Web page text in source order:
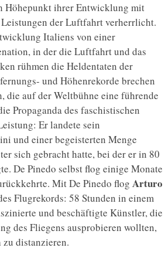
Höhepunkt ihrer Entwicklung mit
der Luftfahrt verherrlicht.
Italiens von einer
in der die Luftfahrt und das
rühmen die Heldentaten der
und Höhenrekorde brechen
die auf der Weltbühne eine führende
Propaganda des faschistischen
Er landete sein
und einer begeisterten Menge
sich gebracht hatte, bei der er in 80
De Pinedo selbst flog einige Monate
Mit De Pinedo flog Arturo
Flugrekords: 58 Stunden in einem
und beschäftigte Künstler, die
des Fliegens ausprobieren wollten,
distanzieren.